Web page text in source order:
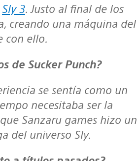
Sly 3. Justo al final de los
creando una máquina del
con ello.
de Sucker Punch?
necesitaba ser la
Sanzaru games hizo un
del universo Sly.